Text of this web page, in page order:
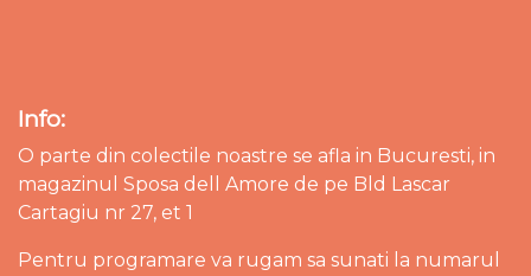
Info:
O parte din colectile noastre se afla in Bucuresti, in
magazinul Sposa dell Amore de pe Bld Lascar
Cartagiu nr 27, et 1
Pentru programare va rugam sa sunati la numarul